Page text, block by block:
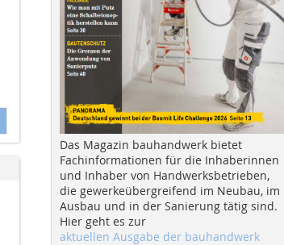
Das Magazin bauhandwerk bietet
Fachinformationen für die Inhaberinnen
und Inhaber von Handwerksbetrieben,
die gewerkeübergreifend im Neubau, im
Ausbau und in der Sanierung tätig sind.
Hier geht es zur
aktuellen Ausgabe der bauhandwerk